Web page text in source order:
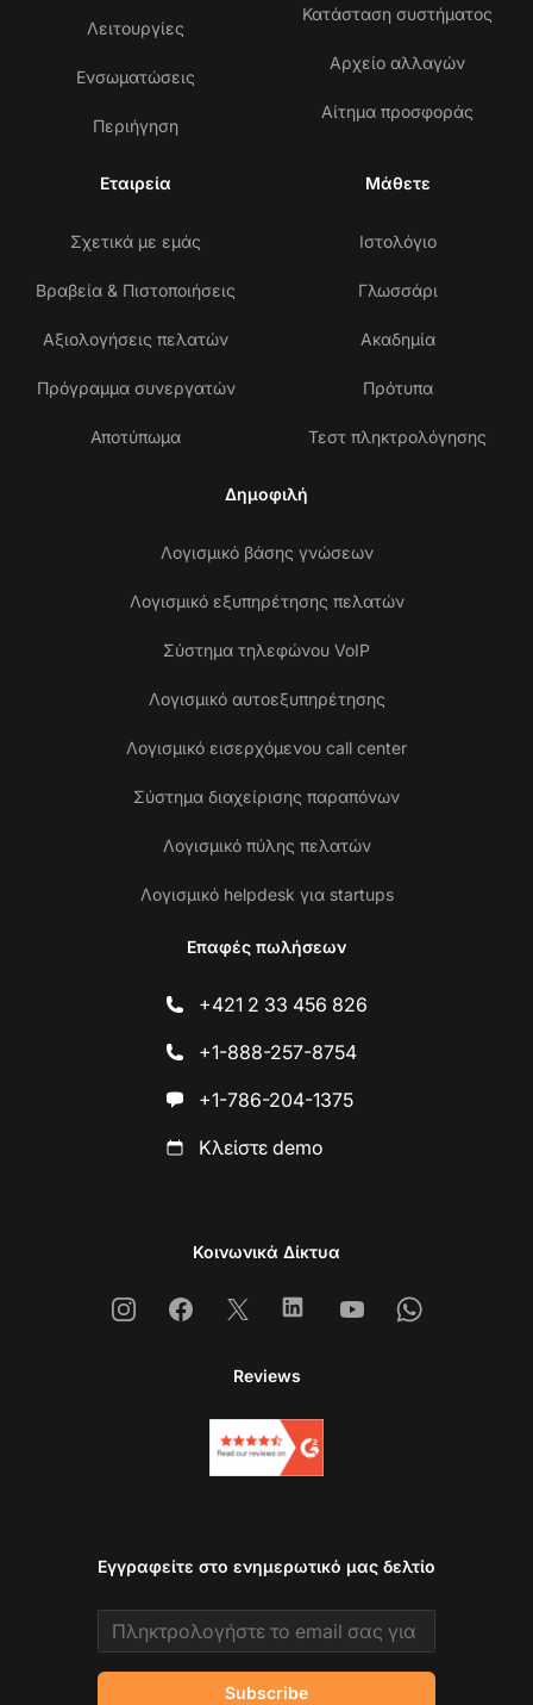
Λειτουργίες
Ενσωματώσεις
Περιήγηση
Κατάσταση συστήματος
Αρχείο αλλαγών
Αίτημα προσφοράς
Εταιρεία
Σχετικά με εμάς
Βραβεία & Πιστοποιήσεις
Αξιολογήσεις πελατών
Πρόγραμμα συνεργατών
Αποτύπωμα
Μάθετε
Ιστολόγιο
Γλωσσάρι
Ακαδημία
Πρότυπα
Τεστ πληκτρολόγησης
Δημοφιλή
Λογισμικό βάσης γνώσεων
Λογισμικό εξυπηρέτησης πελατών
Σύστημα τηλεφώνου VoIP
Λογισμικό αυτοεξυπηρέτησης
Λογισμικό εισερχόμενου call center
Σύστημα διαχείρισης παραπόνων
Λογισμικό πύλης πελατών
Λογισμικό helpdesk για startups
Επαφές πωλήσεων
+421 2 33 456 826
+1-888-257-8754
+1-786-204-1375
Κλείστε demo
Κοινωνικά Δίκτυα
InstagramFacebook
X LinkedinYoutubeWhatsapp
Reviews
Εγγραφείτε στο ενημερωτικό μας δελτίο
Email address
Subscribe